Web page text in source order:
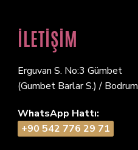
İLETİŞİM
Erguvan S. No:3 Gümbet
(Gumbet Barlar S.) / Bodrum
WhatsApp Hattı:
+90 542 776 29 71